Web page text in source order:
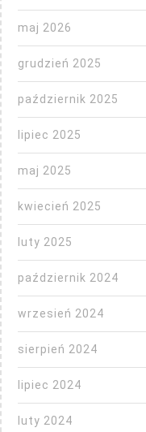
maj 2026
grudzień 2025
październik 2025
lipiec 2025
maj 2025
kwiecień 2025
luty 2025
październik 2024
wrzesień 2024
sierpień 2024
lipiec 2024
luty 2024